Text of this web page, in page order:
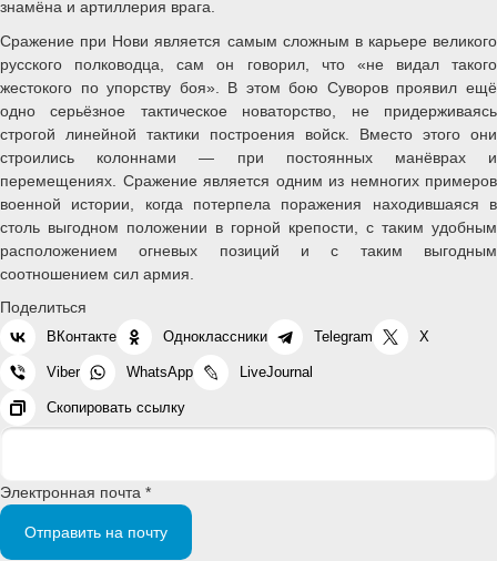
знамёна и артиллерия врага.
Сражение при Нови является самым сложным в карьере великого
русского полководца, сам он говорил, что «не видал такого
жестокого по упорству боя». В этом бою Суворов проявил ещё
одно серьёзное тактическое новаторство, не придерживаясь
строгой линейной тактики построения войск. Вместо этого они
строились колоннами — при постоянных манёврах и
перемещениях. Сражение является одним из немногих примеров
военной истории, когда потерпела поражения находившаяся в
столь выгодном положении в горной крепости, с таким удобным
расположением огневых позиций и с таким выгодным
соотношением сил армия.
Поделиться
ВКонтакте Одноклассники Telegram X
Viber WhatsApp LiveJournal
Скопировать ссылку
Электронная почта *
Отправить на почту